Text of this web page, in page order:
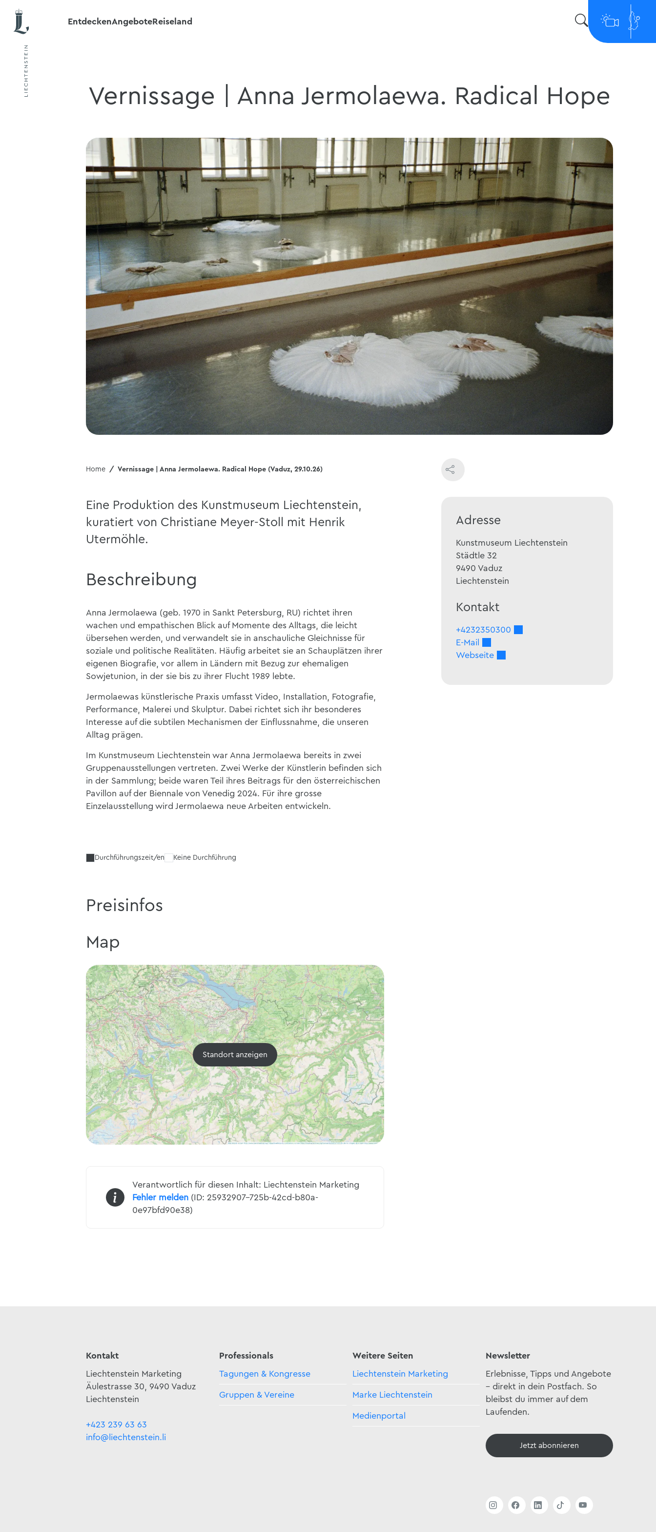
EntdeckenAngeboteReiseland
Vernissage | Anna Jermolaewa. Radical Hope
Home Vernissage | Anna Jermolaewa. Radical Hope (Vaduz, 29.10.26)
Eine Produktion des Kunstmuseum Liechtenstein,
kuratiert von Christiane Meyer-Stoll mit Henrik
Utermöhle.
Beschreibung
Anna Jermolaewa (geb. 1970 in Sankt Petersburg, RU) richtet ihren
wachen und empathischen Blick auf Momente des Alltags, die leicht
übersehen werden, und verwandelt sie in anschauliche Gleichnisse für
soziale und politische Realitäten. Häufig arbeitet sie an Schauplätzen ihrer
eigenen Biografie, vor allem in Ländern mit Bezug zur ehemaligen
Sowjetunion, in der sie bis zu ihrer Flucht 1989 lebte.
Jermolaewas künstlerische Praxis umfasst Video, Installation, Fotografie,
Performance, Malerei und Skulptur. Dabei richtet sich ihr besonderes
Interesse auf die subtilen Mechanismen der Einflussnahme, die unseren
Alltag prägen.
Im Kunstmuseum Liechtenstein war Anna Jermolaewa bereits in zwei
Gruppenausstellungen vertreten. Zwei Werke der Künstlerin befinden sich
in der Sammlung; beide waren Teil ihres Beitrags für den österreichischen
Pavillon auf der Biennale von Venedig 2024. Für ihre grosse
Einzelausstellung wird Jermolaewa neue Arbeiten entwickeln.
Durchführungszeit/en Keine Durchführung
Preisinfos
Map
Standort anzeigen
Verantwortlich für diesen Inhalt: Liechtenstein Marketing
Fehler melden(ID: 25932907-725b-42cd-b80a-
0e97bfd90e38)
Adresse
Kunstmuseum Liechtenstein
Städtle 32
9490 Vaduz
Liechtenstein
Kontakt
+4232350300
E-Mail
Webseite
Kontakt
Liechtenstein Marketing
Äulestrasse 30, 9490 Vaduz
Liechtenstein
+423 239 63 63
info@liechtenstein.li
Professionals
Tagungen & Kongresse
Gruppen & Vereine
Weitere Seiten
Liechtenstein Marketing
Marke Liechtenstein
Medienportal
Newsletter
Erlebnisse, Tipps und Angebote
– direkt in dein Postfach. So
bleibst du immer auf dem
Laufenden.
Jetzt abonnieren